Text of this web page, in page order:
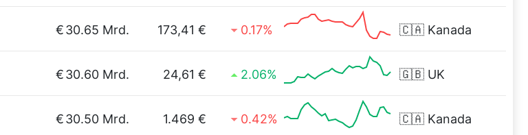
€30.65 Mrd. 173,41 € 0.17% 🇨🇦 Kanada
€30.60 Mrd. 24,61 € 2.06% 🇬🇧 UK
€30.50 Mrd. 1.469 € 0.42% 🇨🇦 Kanada